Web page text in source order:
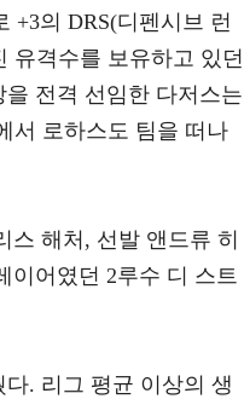
+3의 DRS(디펜시브 런
유격수를 보유하고 있던
전격 선임한 다저스는
서 로하스도 팀을 떠나
스 해처, 선발 앤드류 히
이어였던 2루수 디 스트
. 리그 평균 이상의 생